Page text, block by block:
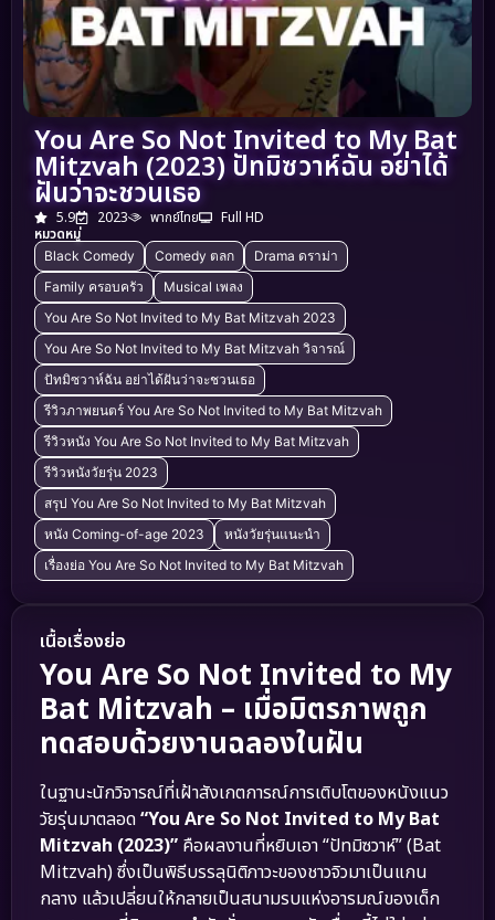
You Are So Not Invited to My Bat
Mitzvah (2023) ปัทมิซวาห์ฉัน อย่าได้
ฝันว่าจะชวนเธอ
5.9 2023 พากย์ไทย
Full HD
หมวดหมู่
Black Comedy Comedy ตลก
Drama ดราม่า
Family ครอบครัว
Musical เพลง
You Are So Not Invited to My Bat Mitzvah 2023
You Are So Not Invited to My Bat Mitzvah วิจารณ์
ปัทมิซวาห์ฉัน อย่าได้ฝันว่าจะชวนเธอ
รีวิวภาพยนตร์ You Are So Not Invited to My Bat Mitzvah
รีวิวหนัง You Are So Not Invited to My Bat Mitzvah
รีวิวหนังวัยรุ่น 2023
สรุป You Are So Not Invited to My Bat Mitzvah
หนัง Coming-of-age 2023
หนังวัยรุ่นแนะนำ
เรื่องย่อ You Are So Not Invited to My Bat Mitzvah
เนื้อเรื่องย่อ
You Are So Not Invited to My
Bat Mitzvah – เมื่อมิตรภาพถูก
ทดสอบด้วยงานฉลองในฝัน
ในฐานะนักวิจารณ์ที่เฝ้าสังเกตการณ์การเติบโตของหนังแนว
วัยรุ่นมาตลอด“You Are So Not Invited to My Bat
Mitzvah (2023)” คือผลงานที่หยิบเอา “ปัทมิซวาห์” (Bat
Mitzvah) ซึ่งเป็นพิธีบรรลุนิติภาวะของชาวจิวมาเป็นแกน
กลาง แล้วเปลี่ยนให้กลายเป็นสนามรบแห่งอารมณ์ของเด็ก